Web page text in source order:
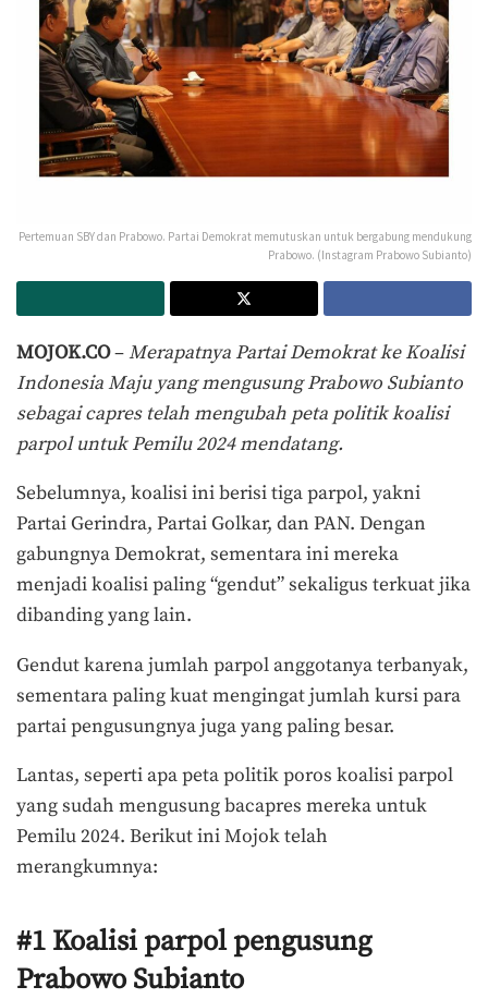
Pertemuan SBY dan Prabowo. Partai Demokrat memutuskan untuk bergabung mendukung
Prabowo. (Instagram Prabowo Subianto)
MOJOK.CO–Merapatnya Partai Demokrat ke Koalisi
Indonesia Maju yang mengusung Prabowo Subianto
sebagai capres telah mengubah peta politik koalisi
parpol untuk Pemilu 2024 mendatang.
Sebelumnya, koalisi ini berisi tiga parpol, yakni
Partai Gerindra, Partai Golkar, dan PAN. Dengan
gabungnya Demokrat, sementara ini mereka
menjadi koalisi paling “gendut” sekaligus terkuat jika
dibanding yang lain.
Gendut karena jumlah parpol anggotanya terbanyak,
sementara paling kuat mengingat jumlah kursi para
partai pengusungnya juga yang paling besar.
Lantas, seperti apa peta politik poros koalisi parpol
yang sudah mengusung bacapres mereka untuk
Pemilu 2024. Berikut ini Mojok telah
merangkumnya:
#1 Koalisi parpol pengusung
Prabowo Subianto